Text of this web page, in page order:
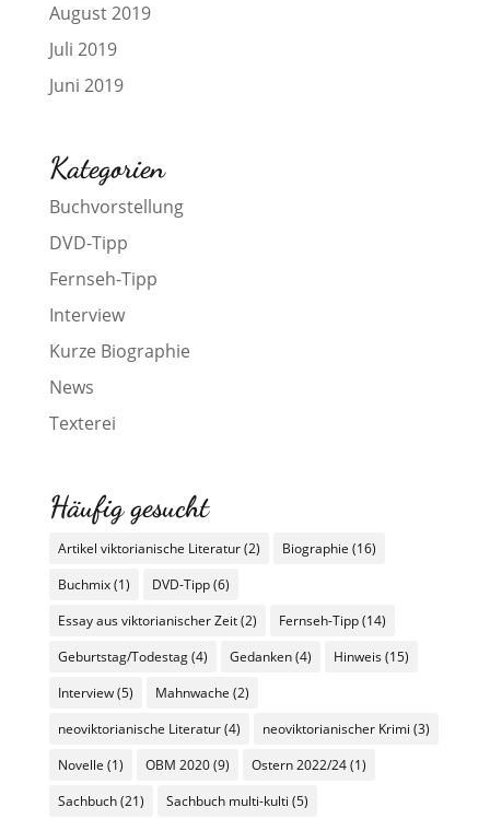
August 2019
Juli 2019
Juni 2019
Kategorien
Buchvorstellung
DVD-Tipp
Fernseh-Tipp
Interview
Kurze Biographie
News
Texterei
Häufig gesucht
Artikel viktorianische Literatur(2) Biographie (16)
Buchmix(1) DVD-Tipp(6)
Essay aus viktorianischer Zeit(2) Fernseh-Tipp(14)
Geburtstag/Todestag(4) Gedanken(4) Hinweis(15)
Interview(5) Mahnwache (2)
neoviktorianische Literatur(4) neoviktorianischer Krimi (3)
Novelle (1) OBM 2020(9) Ostern 2022/24(1)
Sachbuch(21) Sachbuch multi-kulti (5)